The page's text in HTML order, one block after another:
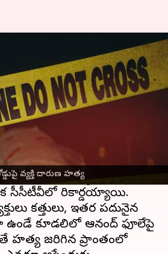
వ్యక్తి దారుణ హత్య
నడిరోడ్డుపై
హత్య
05:50 pm
పట్టపగలు 26ఏళ్ల
నరికి చంపారు.కర్ణాటకబీదర్
గ్రామంలో ఈ హత్య జరిగింది.
సీసీటీవీలో రికార్డయ్యాయి.
కత్తులు, ఇతర పదునైన
కూడలిలో ఆనంద్ ఫూలేపై
హత్య జరిగిన ప్రాంతంలో